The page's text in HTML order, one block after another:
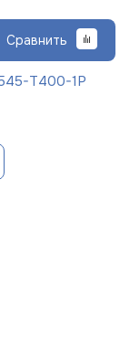
Сравнить
Т400-1Р